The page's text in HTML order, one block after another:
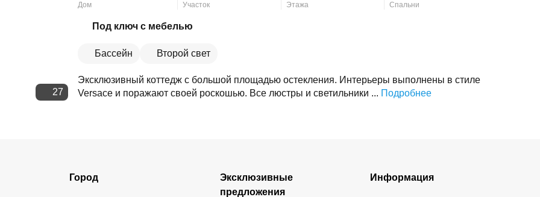
27
Скопировать ссылку
Дом Участок Этажа Спальни
Под ключ с мебелью
Бассейн Второй свет
Эксклюзивный коттедж с большой площадью остекления. Интерьеры выполнены в стиле
Versace и поражают своей роскошью. Все люстры и светильники ... Подробнее
Город
Эксклюзивные
предложения
Информация